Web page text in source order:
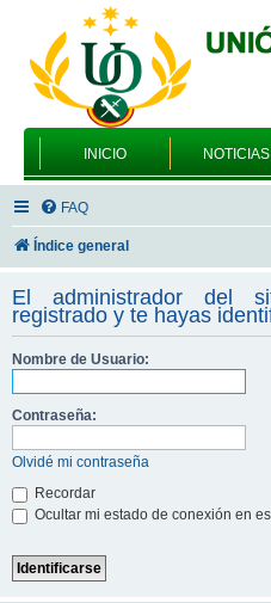
INICIO NOTICIAS
FAQ
Índice general
El administrador del
registrado y te hayas
Nombre de Usuario:
Contraseña:
Olvidé mi contraseña
Recordar
Ocultar mi estado de conexión en